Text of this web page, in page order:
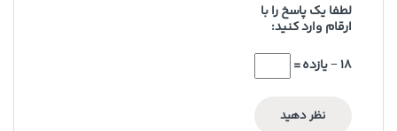
لطفا یک پاسخ را با
ارقام وارد کنید:
18 − یازده =